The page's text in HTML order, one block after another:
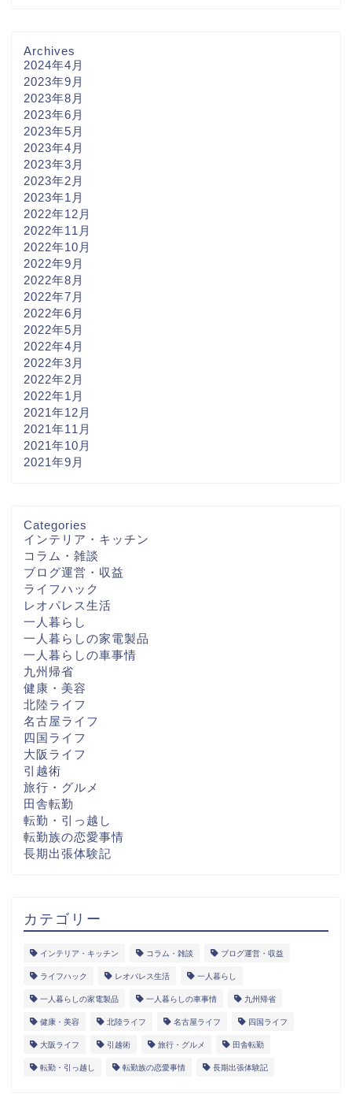
Archives
2024年4月
2023年9月
2023年8月
2023年6月
2023年5月
2023年4月
2023年3月
2023年2月
2023年1月
2022年12月
2022年11月
2022年10月
2022年9月
2022年8月
2022年7月
2022年6月
2022年5月
2022年4月
2022年3月
2022年2月
2022年1月
2021年12月
2021年11月
2021年10月
2021年9月
Categories
インテリア・キッチン
コラム・雑談
ブログ運営・収益
ライフハック
レオパレス生活
一人暮らし
一人暮らしの家電製品
一人暮らしの車事情
九州帰省
健康・美容
北陸ライフ
名古屋ライフ
四国ライフ
大阪ライフ
引越術
旅行・グルメ
田舎転勤
転勤・引っ越し
転勤族の恋愛事情
長期出張体験記
カテゴリー
インテリア・キッチン コラム・雑談 ブログ運営・収益
ライフハック レオパレス生活 一人暮らし
一人暮らしの家電製品 一人暮らしの車事情 九州帰省
健康・美容 北陸ライフ 名古屋ライフ 四国ライフ
大阪ライフ 引越術 旅行・グルメ 田舎転勤
転勤・引っ越し 転勤族の恋愛事情 長期出張体験記